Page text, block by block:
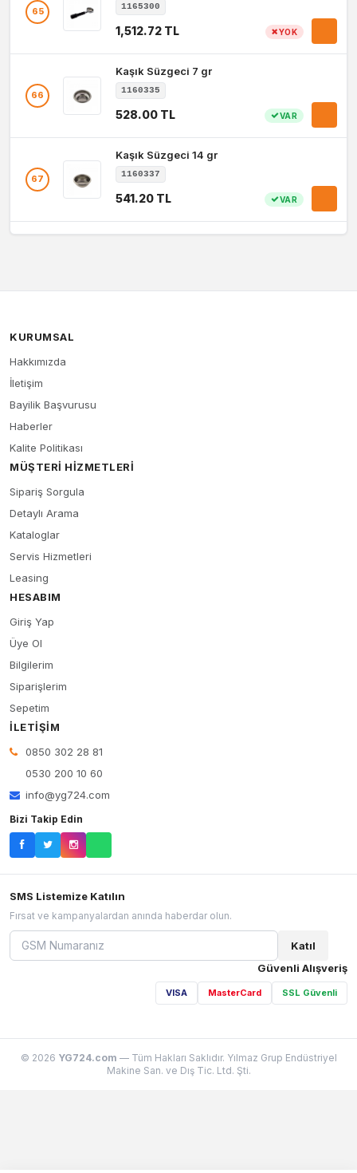
65 1165300
1,512.72 TL YOK
66
Kaşık Süzgeci 7 gr
1160335
528.00 TL VAR
67
Kaşık Süzgeci 14 gr
1160337
541.20 TL VAR
KURUMSAL
Hakkımızda
İletişim
Bayilik Başvurusu
Haberler
Kalite Politikası
MÜŞTERI HIZMETLERI
Sipariş Sorgula
Detaylı Arama
Kataloglar
Servis Hizmetleri
Leasing
HESABIM
Giriş Yap
Üye Ol
Bilgilerim
Siparişlerim
Sepetim
İLETIŞIM
0850 302 28 81
0530 200 10 60
info@yg724.com
Bizi Takip Edin
SMS Listemize Katılın
Fırsat ve kampanyalardan anında haberdar olun.
Katıl
Güvenli Alışveriş
VISA MasterCard SSL Güvenli
© 2026 YG724.com — Tüm Hakları Saklıdır. Yılmaz Grup Endüstriyel
Makine San. ve Dış Tic. Ltd. Şti.